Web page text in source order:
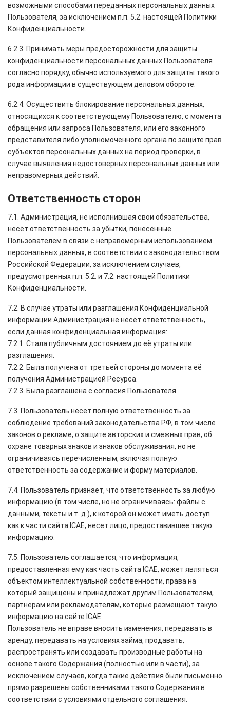
возможными способами переданных персональных данных
Пользователя, за исключением п.п. 5.2. настоящей Политики
Конфиденциальности.
6.2.3. Принимать меры предосторожности для защиты
конфиденциальности персональных данных Пользователя
согласно порядку, обычно используемого для защиты такого
рода информации в существующем деловом обороте.
6.2.4. Осуществить блокирование персональных данных,
относящихся к соответствующему Пользователю, с момента
обращения или запроса Пользователя, или его законного
представителя либо уполномоченного органа по защите прав
субъектов персональных данных на период проверки, в
случае выявления недостоверных персональных данных или
неправомерных действий.
Ответственность сторон
7.1. Администрация, не исполнившая свои обязательства,
несёт ответственность за убытки, понесённые
Пользователем в связи с неправомерным использованием
персональных данных, в соответствии с законодательством
Российской Федерации, за исключением случаев,
предусмотренных п.п. 5.2. и 7.2. настоящей Политики
Конфиденциальности.
7.2. В случае утраты или разглашения Конфиденциальной
информации Администрация не несёт ответственность,
если данная конфиденциальная информация:
7.2.1. Стала публичным достоянием до её утраты или
разглашения.
7.2.2. Была получена от третьей стороны до момента её
получения Администрацией Ресурса.
7.2.3. Была разглашена с согласия Пользователя.
7.3. Пользователь несет полную ответственность за
соблюдение требований законодательства РФ, в том числе
законов о рекламе, о защите авторских и смежных прав, об
охране товарных знаков и знаков обслуживания, но не
ограничиваясь перечисленным, включая полную
ответственность за содержание и форму материалов.
7.4. Пользователь признает, что ответственность за любую
информацию (в том числе, но не ограничиваясь: файлы с
данными, тексты и т. д.), к которой он может иметь доступ
как к части сайта ICAE, несет лицо, предоставившее такую
информацию.
7.5. Пользователь соглашается, что информация,
предоставленная ему как часть сайта ICAE, может являться
объектом интеллектуальной собственности, права на
который защищены и принадлежат другим Пользователям,
партнерам или рекламодателям, которые размещают такую
информацию на сайте ICAE.
Пользователь не вправе вносить изменения, передавать в
аренду, передавать на условиях займа, продавать,
распространять или создавать производные работы на
основе такого Содержания (полностью или в части), за
исключением случаев, когда такие действия были письменно
прямо разрешены собственниками такого Содержания в
соответствии с условиями отдельного соглашения.